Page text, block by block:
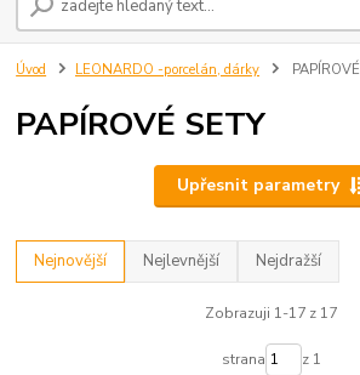
Úvod LEONARDO -porcelán, dárky
PAPÍROVÉ SETY
Upřesnit parametry
Nejnovější Nejlevnější Nejdražší
Zobrazuji 1-17 z 17
strana z 1